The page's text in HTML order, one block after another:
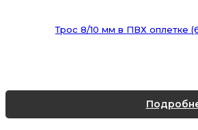
Трос 8/10 мм в ПВХ оплетке